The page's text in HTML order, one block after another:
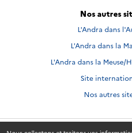
Nos autres
L'Andra dans
L'Andra dans la
L'Andra dans la Meuse/
Site
Nos autres